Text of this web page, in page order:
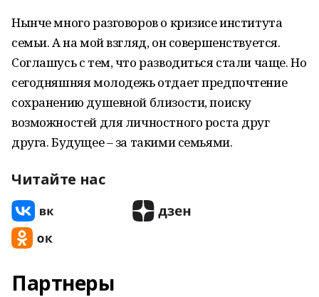
Нынче много разговоров о кризисе института
семьи. А на мой взгляд, он совершенствуется.
Соглашусь с тем, что разводиться стали чаще. Но
сегодняшняя молодежь отдает предпочтение
сохранению душевной близости, поиску
возможностей для личностного роста друг
друга. Будущее – за такими семьями.
Читайте нас
Партнеры